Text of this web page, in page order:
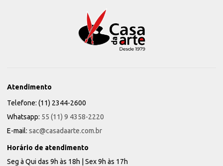
Atendimento
Telefone: (11) 2344-2600
Whatsapp: 55 (11) 9 4358-2220
E-mail: sac@casadaarte.com.br
Horário de atendimento
Seg à Qui das 9h às 18h | Sex 9h às 17h